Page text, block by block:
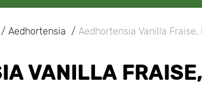
Aedhortensia Aedhortensia Vanilla Fraise,
VANILLA